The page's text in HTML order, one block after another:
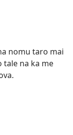
nomu taro mai
tale na ka me